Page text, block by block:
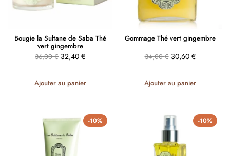
Bougie la Sultane de Saba Thé
vert gingembre
36,00€ 32,40 €
Ajouter au panier
Gommage Thé vert gingembre
34,00€ 30,60 €
Ajouter au panier
-10% -10%